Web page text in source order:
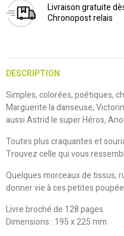
Livraison gratuite
Chronopost relais
DESCRIPTION
Simples, colorées, poétiques,
Marguerite la danseuse,
aussi Astrid le super Héros,
Toutes plus craquantes et
Trouvez celle qui vous
Quelques morceaux de tissus,
donner vie à ces petites
Livre broché de 128 pages
Dimensions : 195 x 225 mm